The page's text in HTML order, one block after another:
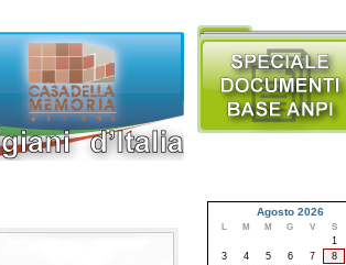
Agosto 2026
L M M G V S
1
3
4 5 6 7 8